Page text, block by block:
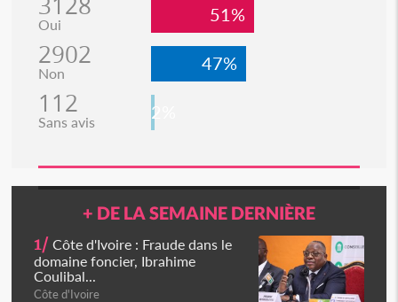
Oui 51%
2902
Non 47%
112
Sans avis 2%
+ DE LA SEMAINE DERNIÈRE
1/ Côte d'Ivoire : Fraude dans le
domaine foncier, Ibrahime
Coulibal...
Côte d'Ivoire